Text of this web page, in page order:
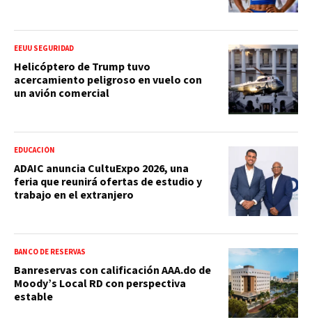
EEUU SEGURIDAD
Helicóptero de Trump tuvo
acercamiento peligroso en vuelo con
un avión comercial
EDUCACIÓN
ADAIC anuncia CultuExpo 2026, una
feria que reunirá ofertas de estudio y
trabajo en el extranjero
BANCO DE RESERVAS
Banreservas con calificación AAA.do de
Moody’s Local RD con perspectiva
estable